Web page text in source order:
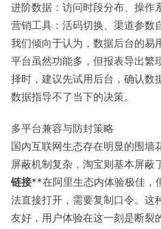
进阶数据：访问时段分布、操作
营销工具：活码切换、渠道参数
我们倾向于认为，数据后台的易
平台虽然功能多，但报表导出繁
择时，建议先试用后台，确认数
数据指导不了当下的决策。
多平台兼容与防封策略
国内互联网生态存在明显的围墙
屏蔽机制复杂，淘宝则基本屏蔽
链接**在阿里生态内体验极佳，
法直接打开，需要复制口令。这
友好，用户体验在这一刻是断裂